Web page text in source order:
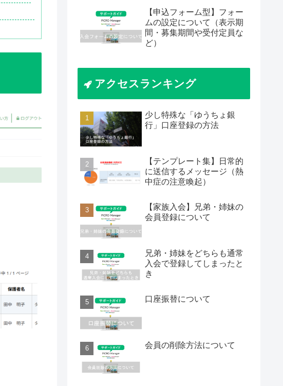
【申込フォーム型】フォー
ムの設定について（表示期
間・募集期間や受付定員な
ど）
アクセスランキング
少し特殊な「ゆうちょ銀
行」口座登録の方法
【テンプレート集】日常的
に送信するメッセージ（熱
中症の注意喚起）
【家族入会】兄弟・姉妹の
会員登録について
兄弟・姉妹をどちらも通常
入会で登録してしまったと
き
口座振替について
会員の削除方法について